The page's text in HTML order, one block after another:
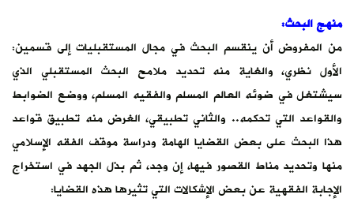
منهج البحث:
من المفروض أن ينقسم البحث في مجال المستقبليات إلى قسمين:
الأول نظري، والغاية منه تحديد ملامح البحث المستقبلي الذي
سيشتغل في ضوئه العالم المسلم والفقيه المسلم، ووضع الضوابط
والقواعد التي تحكمه.. والثاني تطبيقي، الغرض منه تطبيق قواعد
هذا البحث على بعض القضايا الهامة ودراسة موقف الفقه الإسلامي
منها وتحديد مناط القصور فيها، إن وجد، ثم بذل الجهد في استخراج
الإجابة الفقهية عن بعض الإشكالات التي تثيرها هذه القضايا: